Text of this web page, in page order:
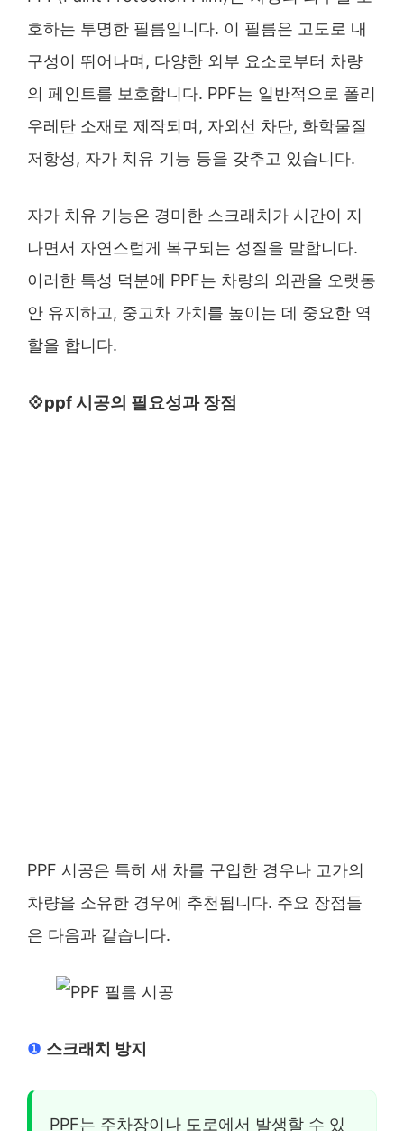
호하는 투명한 필름입니다. 이 필름은 고도로 내
구성이 뛰어나며, 다양한 외부 요소로부터 차량
의 페인트를 보호합니다. PPF는 일반적으로 폴리
우레탄 소재로 제작되며, 자외선 차단, 화학물질
저항성, 자가 치유 기능 등을 갖추고 있습니다.
자가 치유 기능은 경미한 스크래치가 시간이 지
나면서 자연스럽게 복구되는 성질을 말합니다.
이러한 특성 덕분에 PPF는 차량의 외관을 오랫동
안 유지하고, 중고차 가치를 높이는 데 중요한 역
할을 합니다.
💠ppf 시공의 필요성과 장점
PPF 시공은 특히 새 차를 구입한 경우나 고가의
차량을 소유한 경우에 추천됩니다. 주요 장점들
은 다음과 같습니다.
❶ 스크래치 방지
PPF는 주차장이나 도로에서 발생할 수 있